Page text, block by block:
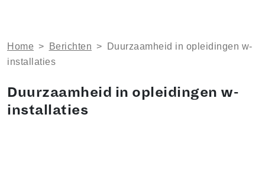
Home > Berichten >
Duurzaamheid in opleidingen w-
installaties
Duurzaamheid in opleidingen w-
installaties